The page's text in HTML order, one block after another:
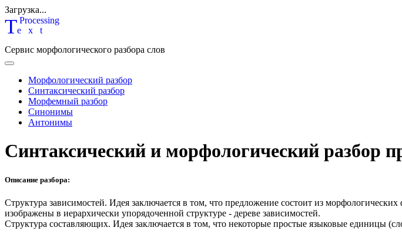
Загрузка...
Text
Processing
Сервис морфологического разбора слов
Морфологический разбор
Синтаксический разбор
Морфемный разбор
Синонимы
Антонимы
Синтаксический и морфологический разбор
Описание разбора:
Структура зависимостей. Идея заключается в том, что предложение состоит из
изображены в иерархически упорядоченной структуре - дереве зависимостей.
Структура составляющих. Идея заключается в том, что некоторые простые языковые единицы